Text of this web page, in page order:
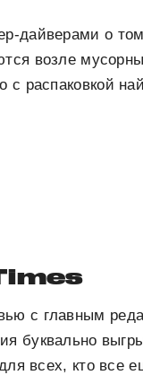
дайверами о
возле
распаковкой
с главным
буквально
всех, кто все